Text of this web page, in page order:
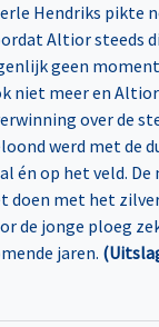
Hendriks pikte
Altior steeds
geen
niet meer en
over de
werd met de
én op het veld. De
doen met het
de jonge ploeg
jaren.